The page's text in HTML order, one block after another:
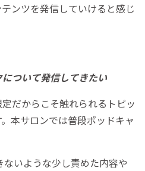
ンツを発信していけると感じ
ついて発信してきたい
からこそ触れられるトピッ
本サロンでは普段ポッドキャ
ような少し責めた内容や